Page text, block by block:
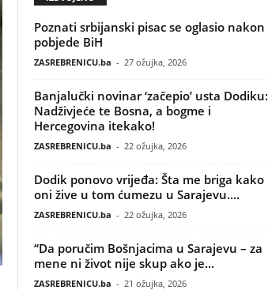
Poznati srbijanski pisac se oglasio nakon
pobjede BiH
ZASREBRENICU.ba - 27 ožujka, 2026
Banjalučki novinar ‘začepio’ usta Dodiku:
Nadživjeće te Bosna, a bogme i
Hercegovina itekako!
ZASREBRENICU.ba - 22 ožujka, 2026
Dodik ponovo vrijeđa: Šta me briga kako
oni žive u tom ćumezu u Sarajevu....
ZASREBRENICU.ba - 22 ožujka, 2026
“Da poručim Bošnjacima u Sarajevu – za
mene ni život nije skup ako je...
ZASREBRENICU.ba - 21 ožujka, 2026